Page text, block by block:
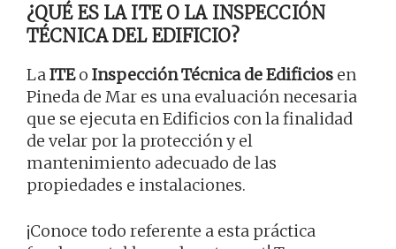
¿QUÉ ES LA ITE O LA INSPECCIÓN
TÉCNICA DEL EDIFICIO?
LaITEo Inspección Técnica de Edificios en
Pineda de Mar es una evaluación necesaria
que se ejecuta en Edificios con la finalidad
de velar por la protección y el
mantenimiento adecuado de las
propiedades e instalaciones.
¡Conoce todo referente a esta práctica